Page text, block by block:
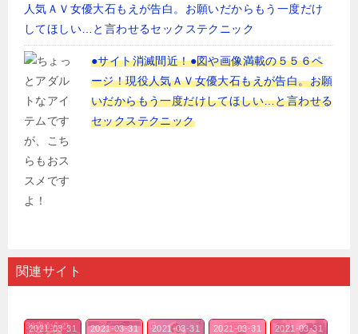
●サイト消滅間近！●図や画像満載の５５６ペ
ージ！現役人気ＡＶ女優大石もえが告白。お願
いだからもう一度だけしてほしい…と言わせる
セックステクニック
関連サイト
2021-03-31 2021-03-31 2021-03-31 2021-03-31 2021-03-31